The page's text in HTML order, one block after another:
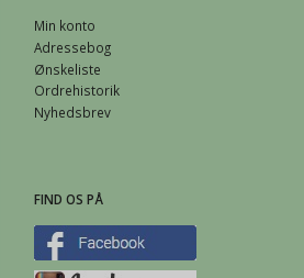
Min konto
Adressebog
Ønskeliste
Ordrehistorik
Nyhedsbrev
FIND OS PÅ